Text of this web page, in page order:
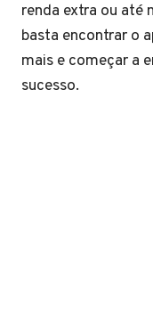
renda extra ou até
basta encontrar o
mais e começar a
sucesso.